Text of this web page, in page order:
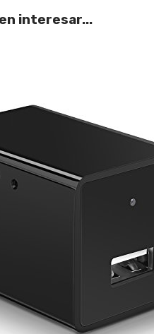
interesar...